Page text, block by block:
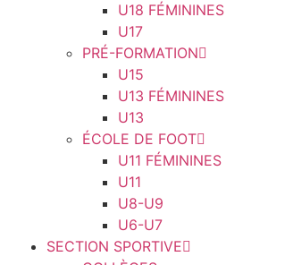
U18 FÉMININES
U17
PRÉ-FORMATION
U15
U13 FÉMININES
U13
ÉCOLE DE FOOT
U11 FÉMININES
U11
U8-U9
U6-U7
SECTION SPORTIVE